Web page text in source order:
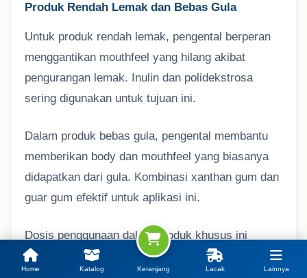
Produk Rendah Lemak dan Bebas Gula
Untuk produk rendah lemak, pengental berperan
menggantikan mouthfeel yang hilang akibat
pengurangan lemak. Inulin dan polidekstrosa
sering digunakan untuk tujuan ini.
Dalam produk bebas gula, pengental membantu
memberikan body dan mouthfeel yang biasanya
didapatkan dari gula. Kombinasi xanthan gum dan
guar gum efektif untuk aplikasi ini.
Dosis penggunaan dalam produk khusus ini
biasanya lebih tinggi dibandingkan produk reguler
Home Katalog Keranjang Lacak Lainnya